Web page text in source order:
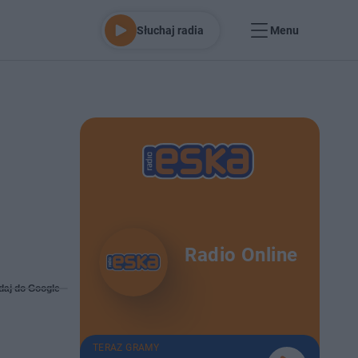
Słuchaj radia Menu
do Google
Radio Online
TERAZ GRAMY